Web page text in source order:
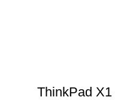
لپ تاپ استوک لنوو مدل ThinkPad X1